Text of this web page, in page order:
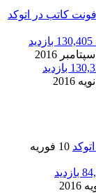
کاتب در اتوکد
130,405 بازدید
بازدید
10 فوریه